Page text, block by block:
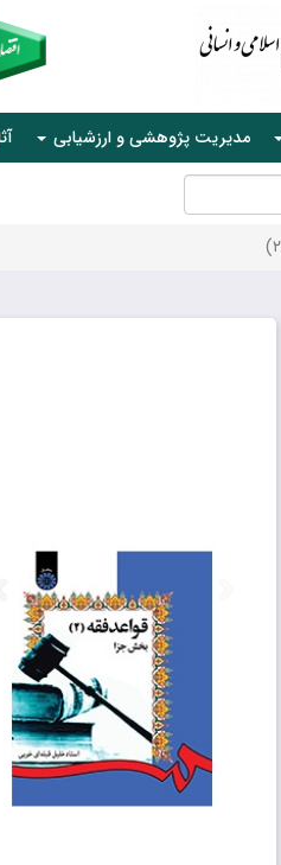
مدیریت پژوهشی و ارزشیابی